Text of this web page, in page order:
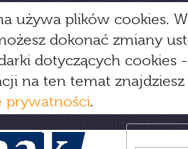
używa plików cookies.
dokonać zmiany
dotyczących cookies
na ten temat
prywatności.